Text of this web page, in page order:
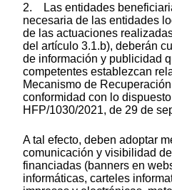
2. Las entidades
necesaria de las entidades
de las actuaciones
del artículo 3.1.b), deberán
de información y publicidad
competentes establezcan
Mecanismo de
conformidad con lo
HFP/1030/2021, de 29 de
A tal efecto, deben adoptar
comunicación y visibilidad
financiadas (banners en
informáticas, carteles